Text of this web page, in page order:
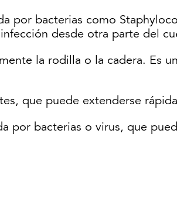
por bacterias como
desde otra parte del
la rodilla o la cadera. Es
que puede extenderse
por bacterias o virus, que